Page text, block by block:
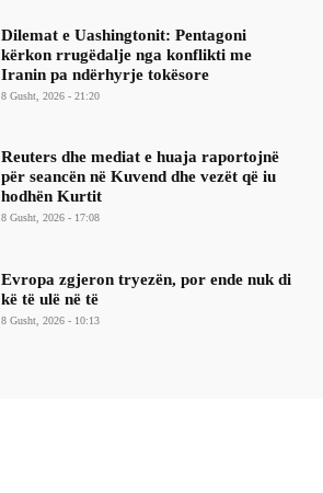
Dilemat e Uashingtonit: Pentagoni
kërkon rrugëdalje nga konflikti me
Iranin pa ndërhyrje tokësore
8 Gusht, 2026 - 21:20
Reuters dhe mediat e huaja raportojnë
për seancën në Kuvend dhe vezët që iu
hodhën Kurtit
8 Gusht, 2026 - 17:08
Evropa zgjeron tryezën, por ende nuk di
kë të ulë në të
8 Gusht, 2026 - 10:13